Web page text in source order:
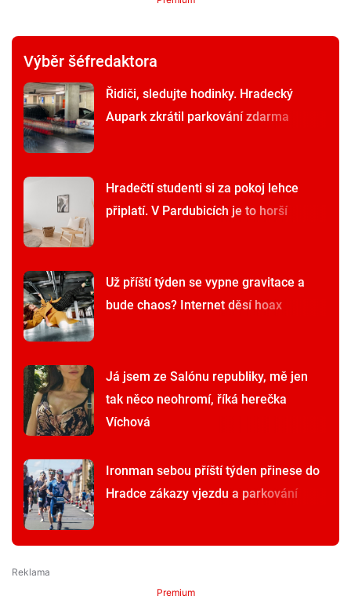
Výběr šéfredaktora
Řidiči, sledujte hodinky. Hradecký
Aupark zkrátil parkování zdarma
Hradečtí studenti si za pokoj lehce
připlatí. V Pardubicích je to horší
Už příští týden se vypne gravitace a
bude chaos? Internet děsí hoax
Já jsem ze Salónu republiky, mě jen
tak něco neohromí, říká herečka
Víchová
Ironman sebou příští týden přinese do
Hradce zákazy vjezdu a parkování
Premium